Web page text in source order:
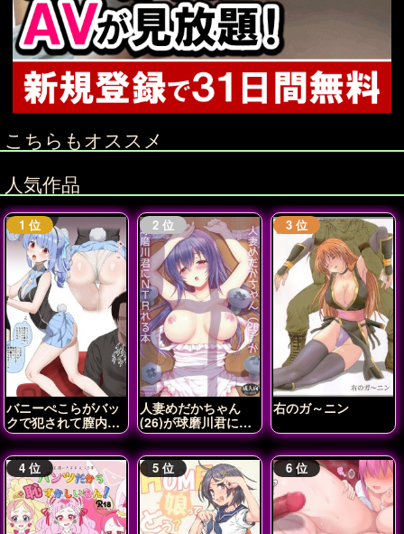
こちらもオススメ
人気作品
バニーぺこらがバッ
クで犯されて膣内射
精されちゃう♡
人妻めだかちゃん
(26)が球磨川君に
NTRれる本
右のガ～ニン